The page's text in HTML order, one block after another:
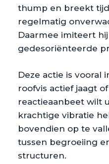
thump en breekt
regelmatig
Daarmee imiteert
gedesoriënteerde
Deze actie is vooral
roofvis actief jaagt
reactieaanbeet wilt
krachtige vibratie
bovendien op te
tussen begroeiing
structuren.